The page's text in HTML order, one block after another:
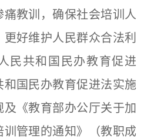
教训，确保社会培训人
好维护人民群众合法利
民共和国民办教育促进
和国民办教育促进法实施
《教育部办公厅关于加
管理的通知》（教职成